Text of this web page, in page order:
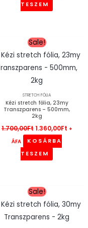
TESZEM
Sale!
STRETCH FÓLIA
Kézi stretch fólia, 23my
Transzparens – 500mm,
2kg
1.700,00Ft
Original
price
was:
1.700,00Ft.
1.360,00Ft
is:
+
ÁFA
KOSÁRBA
TESZEM
Sale!
Original
price
was:
2.470,00Ft.
is: